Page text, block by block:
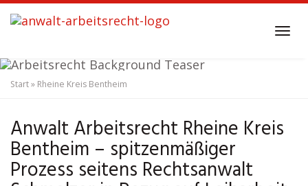
Skip
to
content
Start» Rheine Kreis Bentheim
Anwalt Arbeitsrecht Rheine Kreis
Bentheim – spitzenmäßiger
Prozess seitens Rechtsanwalt